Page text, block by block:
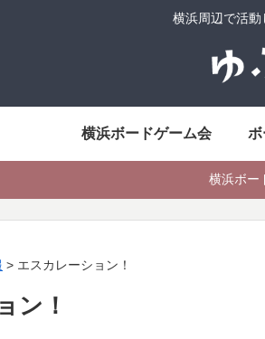
横浜周辺で活
横浜ボードゲーム会 ボ
横浜ボー
> エスカレーション！
ン！